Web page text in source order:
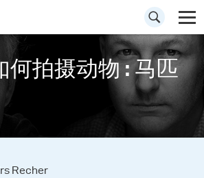
何拍摄动物 : 马匹
Recher